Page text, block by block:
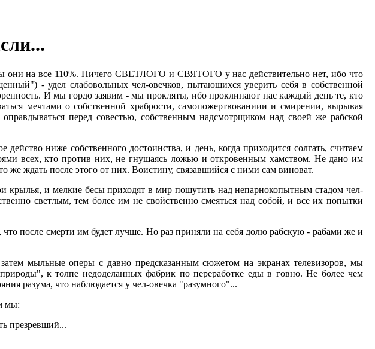
они на все 110%. Ничего СВЕТЛОГО и СВЯТОГО у нас действительно нет, ибо что
- удел слабовольных чел-овечков, пытающихся уверить себя в собственной
И мы гордо заявим - мы прокляты, ибо проклинают нас каждый день те, кто
мечтами о собственной храбрости, самопожертвованиии и смирении, вырывая
перед совестью, собственным надсмотрщиком над своей же рабской
ниже собственного достоинства, и день, когда приходится солгать, считаем
всех, кто против них, не гнушаясь ложью и откровенным хамством. Не дано им
же ждать после этого от них. Воистину, связавшийся с ними сам виноват.
крылья, и мелкие бесы приходят в мир пошутить над непарнокопытным стадом чел-
светлым, тем более им не свойственно смеяться над собой, и все их попытки
после смерти им будет лучше. Но раз приняли на себя долю рабскую - рабами же и
мыльные оперы с давно предсказанным сюжетом на экранах телевизоров, мы
к толпе недоделанных фабрик по переработке еды в говно. Не более чем
разума, что наблюдается у чел-овечка "разумного"...
мы:
презревший...